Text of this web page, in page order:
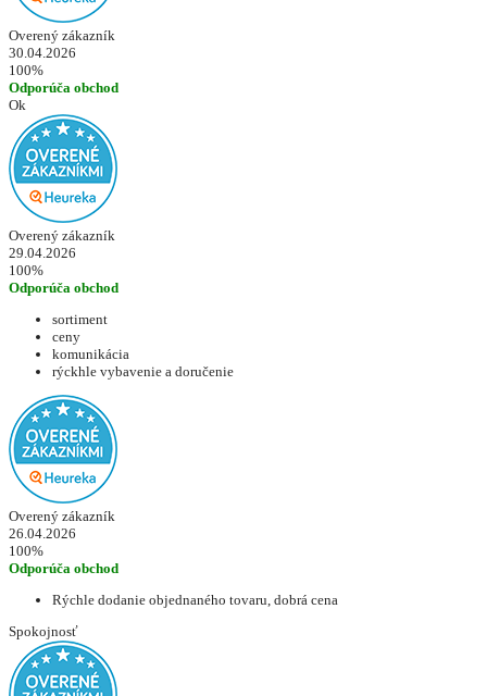
Overený zákazník
30.04.2026
100%
Odporúča obchod
Ok
Overený zákazník
29.04.2026
100%
Odporúča obchod
sortiment
ceny
komunikácia
rýckhle vybavenie a doručenie
Overený zákazník
26.04.2026
100%
Odporúča obchod
Rýchle dodanie objednaného tovaru, dobrá cena
Spokojnosť